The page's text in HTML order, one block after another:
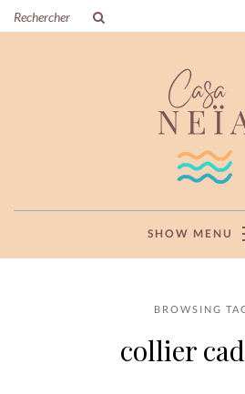
SHOW MENU
BROWSING
collier